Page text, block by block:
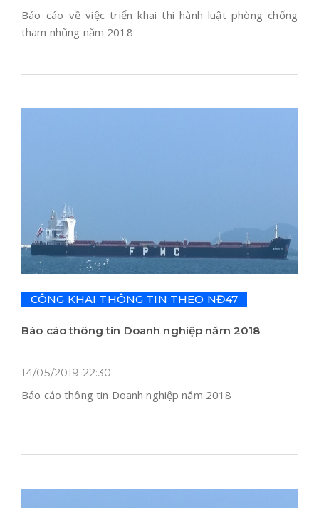
Báo cáo về việc triển khai thi hành luật phòng chống
tham nhũng năm 2018
CÔNG KHAI THÔNG TIN THEO NĐ47
Báo cáo thông tin Doanh nghiệp năm 2018
14/05/2019 22:30
Báo cáo thông tin Doanh nghiệp năm 2018